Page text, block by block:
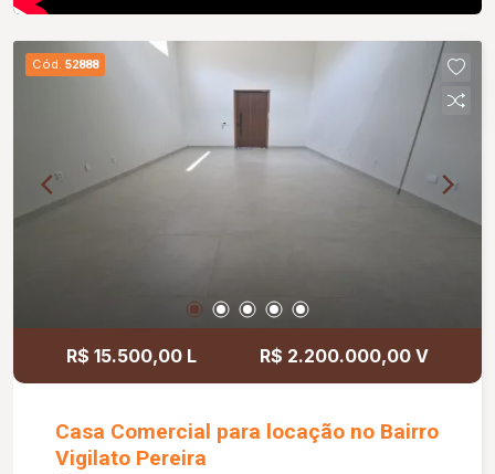
Cód. 52888
R$ 15.500,00 L R$ 2.200.000,00 V
Casa Comercial para locação no Bairro
Vigilato Pereira